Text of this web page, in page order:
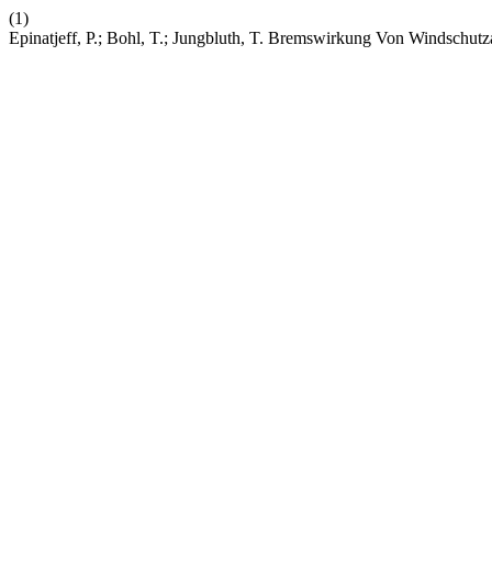
(1)
Epinatjeff, P.; Bohl, T.; Jungbluth, T. Bremswirkung Von